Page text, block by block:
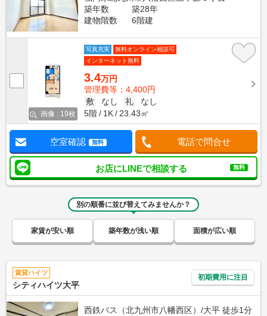
築年数
築28年
建物階数
6階建
画像 : 19枚
写真充実
無料オンライン相談可
インターネット無料
3.4万円
管理費等：4,400円
敷
なし 礼
なし
5階
1K 23.43㎡
空室確認 無料 電話で問合せ
お店にLINEで相談する 無料
別の順番に並び替えてみませんか？
家賃が安い順 築年数が浅い順 面積が広い順
賃貸ハイツ
シティハイツ大平
初期費用に注目
西鉄バス（北九州市八幡西区）/大平 徒歩1分